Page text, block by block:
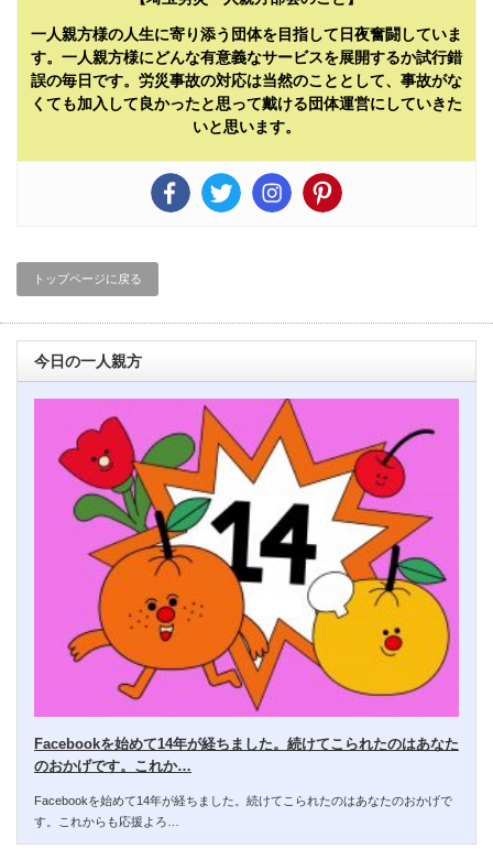
一人親方様の人生に寄り添う団体を目指して日夜奮闘していま
す。一人親方様にどんな有意義なサービスを展開するか試行錯
誤の毎日です。労災事故の対応は当然のこととして、事故がな
くても加入して良かったと思って戴ける団体運営にしていきた
いと思います。
トップページに戻る
今日の一人親方
Facebookを始めて14年が経ちました。続けてこられたのはあなた
のおかげです。これか…
Facebookを始めて14年が経ちました。続けてこられたのはあなたのおかげで
す。これからも応援よろ…